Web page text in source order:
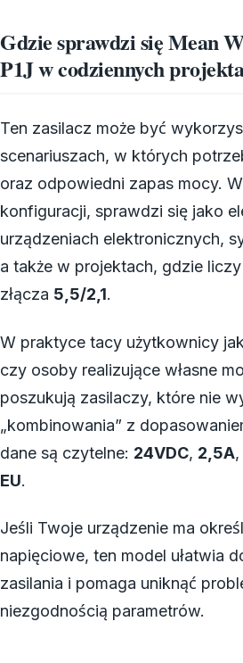
Gdzie sprawdzi się Mean
P1J w codziennych
Ten zasilacz może być
scenariuszach, w których
oraz odpowiedni zapas mocy.
konfiguracji, sprawdzi się jako
urządzeniach elektronicznych,
a także w projektach, gdzie
złącza 5,5/2,1.
W praktyce tacy użytkownicy
czy osoby realizujące własne
poszukują zasilaczy, które nie
„kombinowania” z
dane są czytelne: 24VDC, 2,5A,
EU.
Jeśli Twoje urządzenie ma
napięciowe, ten model ułatwia
zasilania i pomaga uniknąć
niezgodnością parametrów.